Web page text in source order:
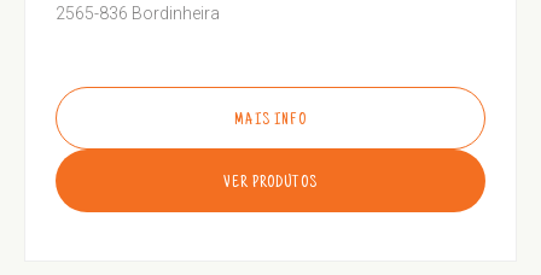
2565-836 Bordinheira
MAIS INFO
VER PRODUTOS